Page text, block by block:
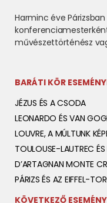
Harminc éve
művészettörténész
BARÁTI KÖR
JÉZUS ÉS A CSODA
LEONARDO ÉS VAN
LOUVRE, A MÚLTUNK
TOULOUSE-LAUTREC
D’ARTAGNAN MONTE
PÁRIZS ÉS AZ EIFFEL-
KÖVETKEZŐ